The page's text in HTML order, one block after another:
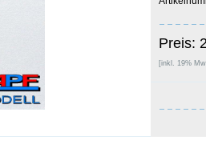
Preis:
[inkl. 19%